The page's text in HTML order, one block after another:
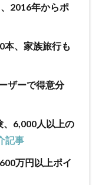
2016年からポ
本、家族旅行も
ザーで得意分
、6,000人以上の
記事
万円以上ポイ